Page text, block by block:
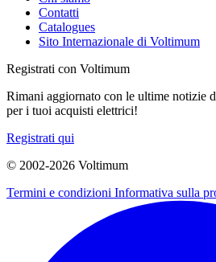
Contatti
Catalogues
Sito Internazionale di Voltimum
Registrati con Voltimum
Rimani aggiornato con le ultime notizie
per i tuoi acquisti elettrici!
Registrati qui
© 2002-2026 Voltimum
Termini e condizioni Informativa sulla